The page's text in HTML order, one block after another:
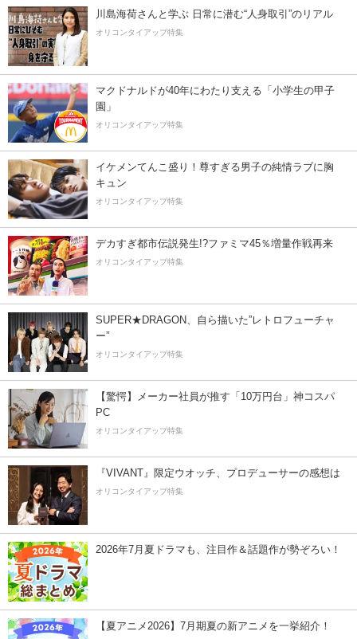
川島海荷さんと学ぶ 日常に潜む“人身取引”のリアル
オリコンタイアップ特集
マクドナルドが40年にわたり支える「小学生の甲子
園」
オリコンタイアップ特集
イケメンてんこ盛り！尊すぎる男子の純情ラブに胸
キュン
オリコンタイアップ特集
デカすぎ都市伝説発生!?ファミマ45％増量作戦再来
オリコンタイアップ特集
SUPER★DRAGON、自ら描いた”レトロフューチャ
ー”
オリコンタイアップ特集
【驚愕】メーカー社員が推す「10万円台」神コスパ
PC
オリコンタイアップ特集
『VIVANT』限定ウオッチ、プロデューサーの感想は
オリコンタイアップ特集
2026年7月夏ドラマも、注目作＆話題作が勢ぞろい！
【夏アニメ2026】7月期夏の新アニメを一挙紹介！